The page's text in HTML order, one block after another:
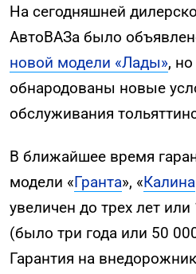
На сегодняшней
АвтоВАЗа было
новой модели «Лады»,
обнародованы новые
обслуживания
В ближайшее время
модели «Гранта», «Калина
увеличен до трех лет
(было три года или 50
Гарантия на